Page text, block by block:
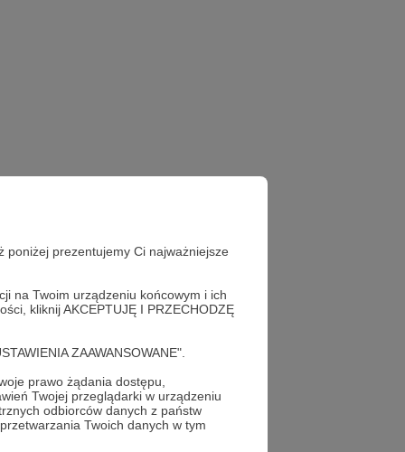
poniżej prezentujemy Ci najważniejsze
na Twoim urządzeniu końcowym i ich
kliknij AKCEPTUJĘ I PRZECHODZĘ
ZAAWANSOWANE".
prawo żądania dostępu,
Twojej przeglądarki w urządzeniu
odbiorców danych z państw
Twoich danych w tym